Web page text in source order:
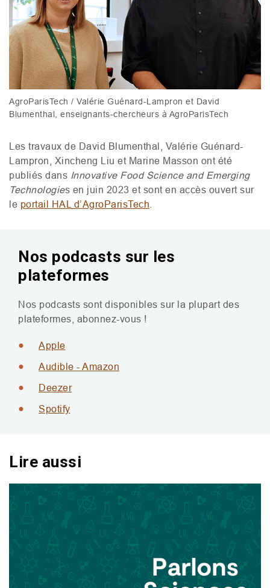
AgroParisTech / Valérie Guénard-Lampron et David
Blumenthal, enseignants-chercheurs à AgroParisTech
Les travaux de David Blumenthal, Valérie Guénard-
Lampron, Xincheng Liu et Marine Masson ont été
publiés dans Innovative Food Science and Emerging
Technologies en juin 2023 et sont en accès ouvert sur
le portail HAL d’AgroParisTech
Nos podcasts sur les
plateformes
Nos podcasts sont disponibles sur la plupart des
plateformes, abonnez-vous !
Apple
Audible - Amazon
Deezer
Spotify
Lire aussi